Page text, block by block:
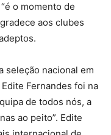
o momento de
aos clubes
seleção nacional em
Fernandes foi na
de todos nós, a
ao peito”. Edite